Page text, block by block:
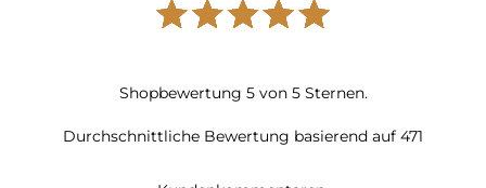
Shopbewertung 5von 5Sternen.
Durchschnittliche Bewertung basierend auf 471